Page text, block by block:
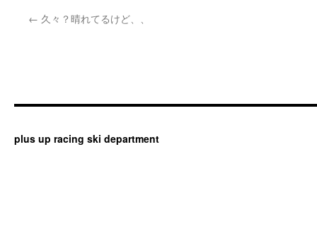
← 久々？晴れてるけど、、
plus up racing ski department